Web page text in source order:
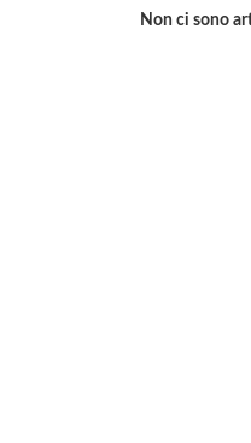
Non ci sono